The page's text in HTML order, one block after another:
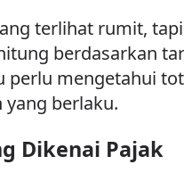
terlihat rumit,
berdasarkan
mengetahui
berlaku.
Dikenai Pajak